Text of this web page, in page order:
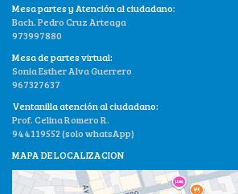
Mesa partes y Atención al ciudadano:
Bach. Pedro Cruz Arteaga
973997880
Mesa de partes virtual:
Sonia Esther Alva Guerrero
967327637
Ventanilla atención al ciudadano:
Prof. Celina Romero R.
944119552 (solo whatsApp)
MAPA DE LOCALIZACION